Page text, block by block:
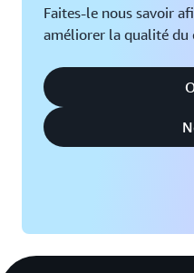
Faites-le nous savoir
améliorer la qualité du